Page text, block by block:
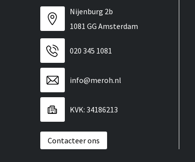
Nijenburg 2b
1081 GG Amsterdam
020 345 1081
info@meroh.nl
KVK: 34186213
Contacteer ons